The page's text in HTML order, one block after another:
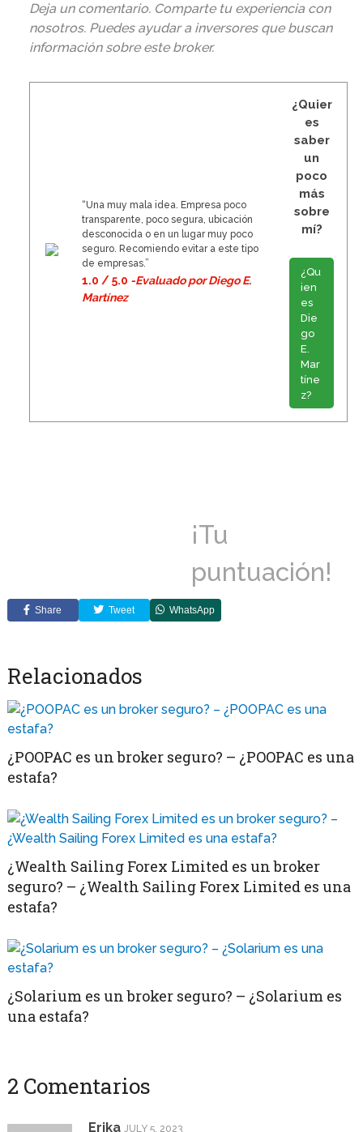
Deja un comentario. Comparte tu experiencia con
nosotros. Puedes ayudar a inversores que buscan
información sobre este broker.
“Una muy mala idea. Empresa poco
transparente, poco segura, ubicación
desconocida o en un lugar muy poco
seguro. Recomiendo evitar a este tipo
de empresas.”
1.0 / 5.0 -Evaluado por Diego E.
Martínez
¿Quier
es
saber
un
poco
más
sobre
mí?
¿Qu
ien
es
Die
go
E.
Mar
tíne
z?
¡Tu
puntuación!
Share Tweet WhatsApp
Relacionados
¿POOPAC es un broker seguro? – ¿POOPAC es una
estafa?
¿Wealth Sailing Forex Limited es un broker
seguro? – ¿Wealth Sailing Forex Limited es una
estafa?
¿Solarium es un broker seguro? – ¿Solarium es
una estafa?
2 Comentarios
Erika JULY 5, 2023